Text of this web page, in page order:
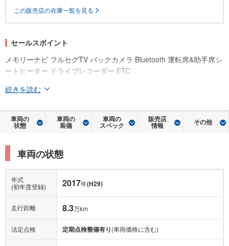
この販売店の在庫一覧を見る
セールスポイント
メモリーナビ フルセグTV バックカメラ Bluetooth 運転席&助手席シ
ートヒーター ドライブレコーダー ETC
続きを読む
車両の
状態
車両の
装備
車両の
スペック
販売店
情報 その他
車両の状態
年式
(初年度登録)
2017年(H29)
走行距離 8.3万km
法定点検 定期点検整備有り(車両価格に含む)